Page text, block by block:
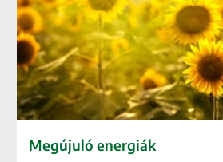
Megújuló energiák